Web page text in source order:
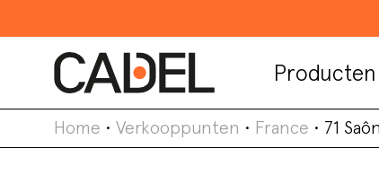
Producten
Home • Verkooppunten • France • 71